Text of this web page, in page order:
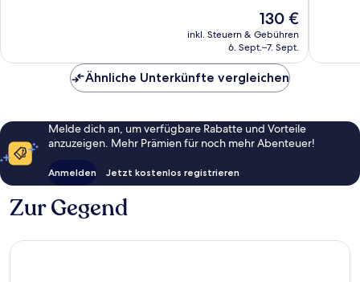
Der
Preis
beträgt
130 €
inkl. Steuern & Gebühren
6. Sept.–7. Sept.
Ähnliche Unterkünfte vergleichen
Melde dich an, um verfügbare Rabatte und Vorteile
anzuzeigen. Mehr Prämien für noch mehr Abenteuer!
Anmelden Jetzt kostenlos registrieren
Zur Gegend